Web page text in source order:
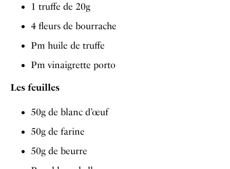
1 truffe de 20g
4 fleurs de bourrache
Pm huile de truffe
Pm vinaigrette porto
Les feuilles
50g de blanc d’œuf
50g de farine
50g de beurre